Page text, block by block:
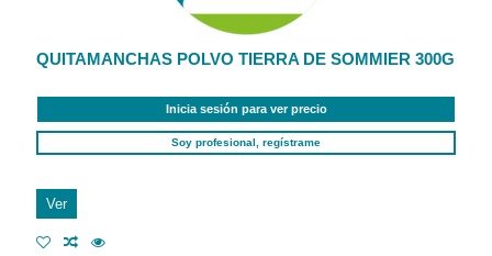
QUITAMANCHAS POLVO TIERRA DE SOMMIER 300G
Inicia sesión para ver precio
Soy profesional, regístrame
Ver